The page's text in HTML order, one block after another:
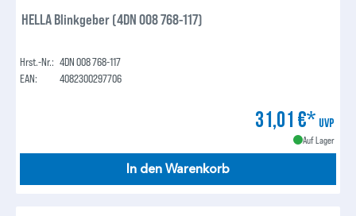
HELLA Blinkgeber (4DN 008 768-117)
Hrst.-Nr.: 4DN 008 768-117
EAN:
4082300297706
31,01 €* UVP
Auf Lager
In den Warenkorb